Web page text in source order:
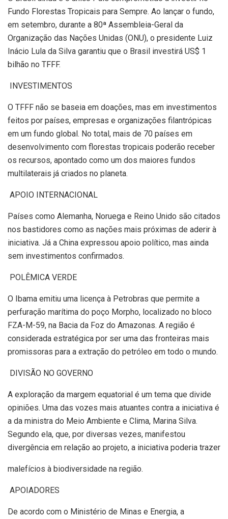
Fundo Florestas Tropicais para Sempre. Ao lançar o fundo,
em setembro, durante a 80ª Assembleia-Geral da
Organização das Nações Unidas (ONU), o presidente Luiz
Inácio Lula da Silva garantiu que o Brasil investirá US$ 1
bilhão no TFFF.
INVESTIMENTOS
O TFFF não se baseia em doações, mas em investimentos
feitos por países, empresas e organizações filantrópicas
em um fundo global. No total, mais de 70 países em
desenvolvimento com florestas tropicais poderão receber
os recursos, apontado como um dos maiores fundos
multilaterais já criados no planeta.
APOIO INTERNACIONAL
Países como Alemanha, Noruega e Reino Unido são citados
nos bastidores como as nações mais próximas de aderir à
iniciativa. Já a China expressou apoio político, mas ainda
sem investimentos confirmados.
POLÊMICA VERDE
O Ibama emitiu uma licença à Petrobras que permite a
perfuração marítima do poço Morpho, localizado no bloco
FZA-M-59, na Bacia da Foz do Amazonas. A região é
considerada estratégica por ser uma das fronteiras mais
promissoras para a extração do petróleo em todo o mundo.
DIVISÃO NO GOVERNO
A exploração da margem equatorial é um tema que divide
opiniões. Uma das vozes mais atuantes contra a iniciativa é
a da ministra do Meio Ambiente e Clima, Marina Silva.
Segundo ela, que, por diversas vezes, manifestou
divergência em relação ao projeto, a iniciativa poderia trazer
malefícios à biodiversidade na região.
APOIADORES
De acordo com o Ministério de Minas e Energia, a